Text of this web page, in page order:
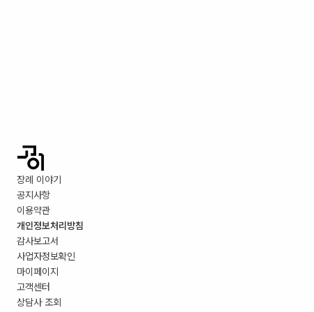
장례 이야기
공지사항
이용약관
개인정보처리방침
감사보고서
사업자정보확인
마이페이지
고객센터
상담사 조회